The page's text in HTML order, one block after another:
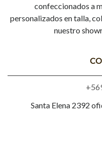
confeccionados a
personalizados en talla,
nuestro
Santa Elena 2392